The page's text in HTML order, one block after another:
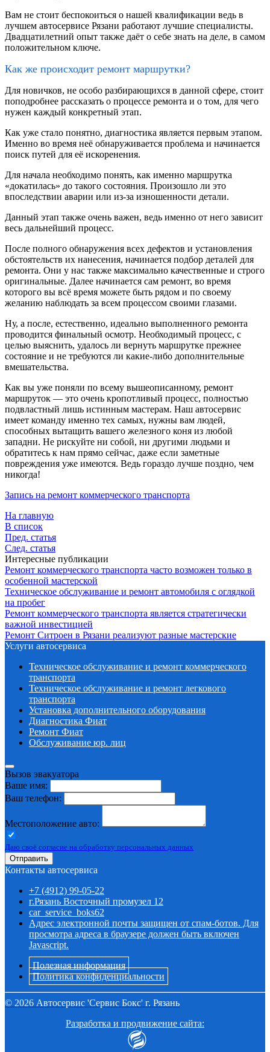
Вам не стоит беспокоиться о нашей квалификации ведь в
лучшем автосервисе Рязани работают лучшие специалисты.
Двадцатилетний опыт также даёт о себе знать на деле, в самом
положительном ключе.
Как же происходит ремонт маршрутки?
Для новичков, не особо разбирающихся в данной сфере, стоит
поподробнее рассказать о процессе ремонта и о том, для чего
нужен каждый конкретный этап.
Как уже стало понятно, диагностика является первым этапом.
Именно во время неё обнаруживается проблема и начинается
поиск путей для её искоренения.
Для начала необходимо понять, как именно маршрутка
«докатилась» до такого состояния. Произошло ли это
впоследствии аварии или из-за изношенности детали.
Данный этап также очень важен, ведь именно от него зависит
весь дальнейший процесс.
После полного обнаружения всех дефектов и установления
обстоятельств их нанесения, начинается подбор деталей для
ремонта. Они у нас также максимально качественные и строго
оригинальные. Далее начинается сам ремонт, во время
которого вы всё время можете быть рядом и по своему
желанию наблюдать за всем процессом своими глазами.
Ну, а после, естественно, идеально выполненного ремонта
проводится финальный осмотр. Необходимый процесс, с
целью выяснить, удалось ли вернуть маршрутке прежнее
состояние и не требуются ли какие-либо дополнительные
вмешательства.
Как вы уже поняли по всему вышеописанному, ремонт
маршруток — это очень кропотливый процесс, полностью
подвластный лишь истинным мастерам. Наш автосервис
имеет команду именно тех самых, нужны вам людей,
способных вытащить вашего железного коня из любой
западни. Не рискуйте ни собой, ни другими людьми и
обратитесь к нам прямо сейчас, даже если заметные
повреждения уже имеются. Ведь гораздо лучше поздно, чем
никогда!
Запись на ремонт коммерческого транспорта
На главную
В список
Пред. статья
След. статья
Интересные публикации
Ремонт коммерческого транспорта часто возможен только в
особенной мастерской
Техническое обслуживание и ремонт автомобиля с оглядкой
на пробег
Ремонт коммерческого транспорта является стратегически
важной инвестицией
Ремонт Ситроен в Рязани реализуют разные мастерские
Услуги автосервиса
Техническое обcлуживание и ремонт коммерческого
транспорта
Техническое обcлуживание и ремонт легкового
транспорта
Установка дополнительного оборудования
Диагностика Фиат
Ремонт Фиат
Обслуживание юр. лиц
Вызов эвакуатора
Ваше имя:
Ваш телефон:
Местоположение авто:
Даю своё согласие на обработку персональных данных
Отправить
Контакты автосервиса
+7 (4912) 99-05-22
г.Рязань Восточный промузел 12
car_service_boks62
Адрес электронной почты защищен от спам-ботов. Для
просмотра адреса в браузере должен быть включен
Javascript.
Полезная информация
Политика конфиденциальности
© 2026 Автосервис 'Сервис Бокс' г. Рязань
Разработка и продвижение сайта: